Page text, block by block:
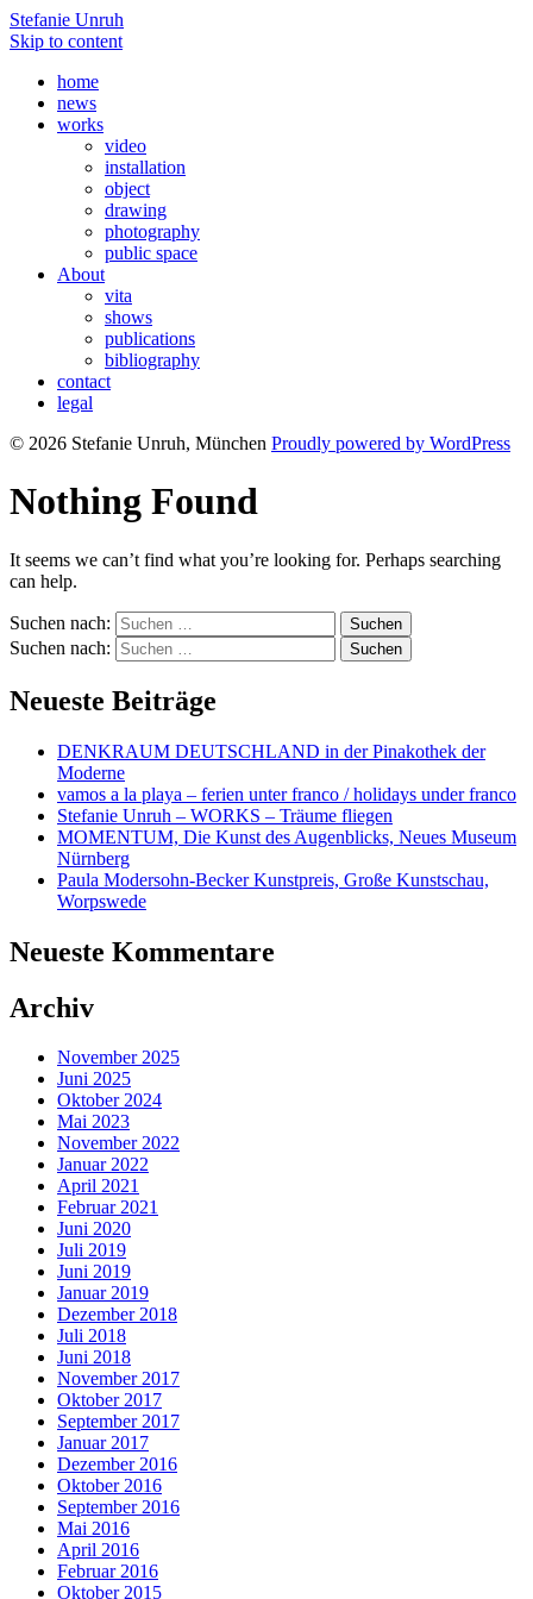
Stefanie Unruh
Skip to content
home
news
works
video
installation
object
drawing
photography
public space
About
vita
shows
publications
bibliography
contact
legal
© 2026 Stefanie Unruh, München Proudly powered by WordPress
Nothing Found
It seems we can’t find what you’re looking for. Perhaps searching
can help.
Suchen nach:
Suchen nach:
Neueste Beiträge
DENKRAUM DEUTSCHLAND in der Pinakothek der
Moderne
vamos a la playa – ferien unter franco / holidays under franco
Stefanie Unruh – WORKS – Träume fliegen
MOMENTUM, Die Kunst des Augenblicks, Neues Museum
Nürnberg
Paula Modersohn-Becker Kunstpreis, Große Kunstschau,
Worpswede
Neueste Kommentare
Archiv
November 2025
Juni 2025
Oktober 2024
Mai 2023
November 2022
Januar 2022
April 2021
Februar 2021
Juni 2020
Juli 2019
Juni 2019
Januar 2019
Dezember 2018
Juli 2018
Juni 2018
November 2017
Oktober 2017
September 2017
Januar 2017
Dezember 2016
Oktober 2016
September 2016
Mai 2016
April 2016
Februar 2016
Oktober 2015